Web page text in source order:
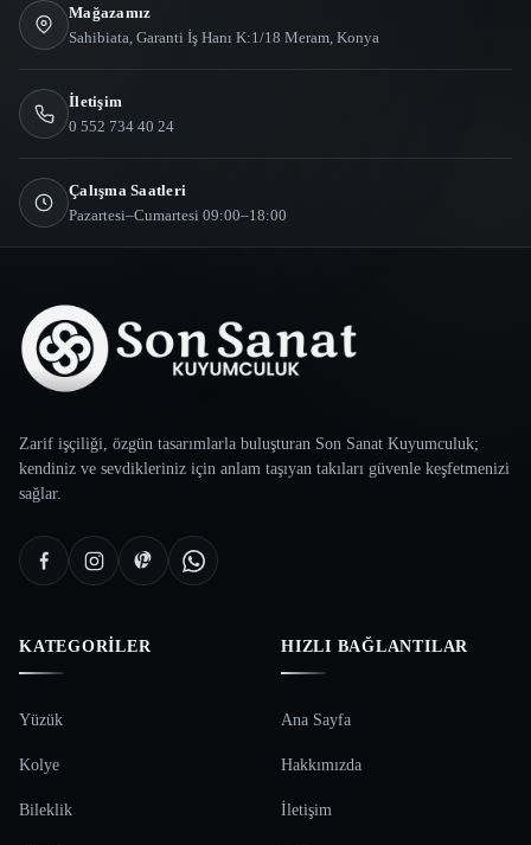
Mağazamız
Sahibiata, Garanti İş Hanı K:1/18 Meram, Konya
İletişim
0 552 734 40 24
Çalışma Saatleri
Pazartesi–Cumartesi 09:00–18:00
Zarif işçiliği, özgün tasarımlarla buluşturan Son Sanat Kuyumculuk;
kendiniz ve sevdikleriniz için anlam taşıyan takıları güvenle keşfetmenizi
sağlar.
KATEGORILER
Yüzük
Kolye
Bileklik
HIZLI BAĞLANTILAR
Ana Sayfa
Hakkımızda
İletişim